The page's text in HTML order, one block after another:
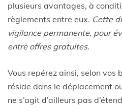
plusieurs avantages, à
règlements entre eux. Cette
vigilance permanente, pour
entre offres gratuites.
Vous repérez ainsi, selon vos
réside dans le déplacement
ne s’agit d’ailleurs pas